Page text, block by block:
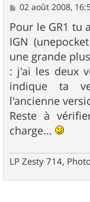
M
s
s
a
g
e
02 août 2008,
Pour le GR1 tu
IGN
une grande
: j'ai les deux
indique ta
l'ancienne
Reste à
charge...
LP Zesty 714,